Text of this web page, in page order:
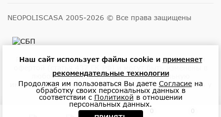
NEOPOLISCASA 2005-2026 © Все права защищены
Размещенные на сайте цены не являются публичной
любое время без уведомления. Актуальную
информацию о ценах и наличии товара можно узнать у
менеджеров по телефону или в салонах.
Наш сайт использует файлы cookie и применяет
рекомендательные технологии
Продолжая им пользоваться Вы даете Согласие на
обработку своих персональных данных в
соответствии с Политикой в отношении
персональных данных.